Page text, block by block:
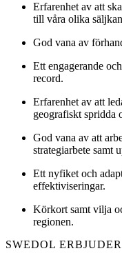
Erfarenhet av att
till våra olika
God vana av
Ett engagerande
record.
Erfarenhet av att
geografiskt spridda
God vana av att
strategiarbete samt
Ett nyfiket och
effektiviseringar.
Körkort samt vilja
regionen.
SWEDOL ERBJUDER